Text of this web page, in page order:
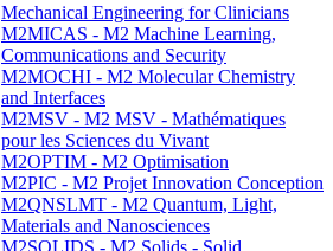
Mechanical Engineering for Clinicians
M2MICAS - M2 Machine Learning,
Communications and Security
M2MOCHI - M2 Molecular Chemistry
and Interfaces
M2MSV - M2 MSV - Mathématiques
pour les Sciences du Vivant
M2OPTIM - M2 Optimisation
M2PIC - M2 Projet Innovation Conception
M2QNSLMT - M2 Quantum, Light,
Materials and Nanosciences
M2SOLIDS - M2 Solids - Solid